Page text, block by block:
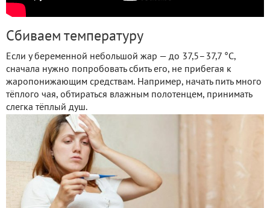
Сбиваем температуру
Если у беременной небольшой жар — до 37,5–37,7 °С,
сначала нужно попробовать сбить его, не прибегая к
жаропонижающим средствам. Например, начать пить много
тёплого чая, обтираться влажным полотенцем, принимать
слегка тёплый душ.